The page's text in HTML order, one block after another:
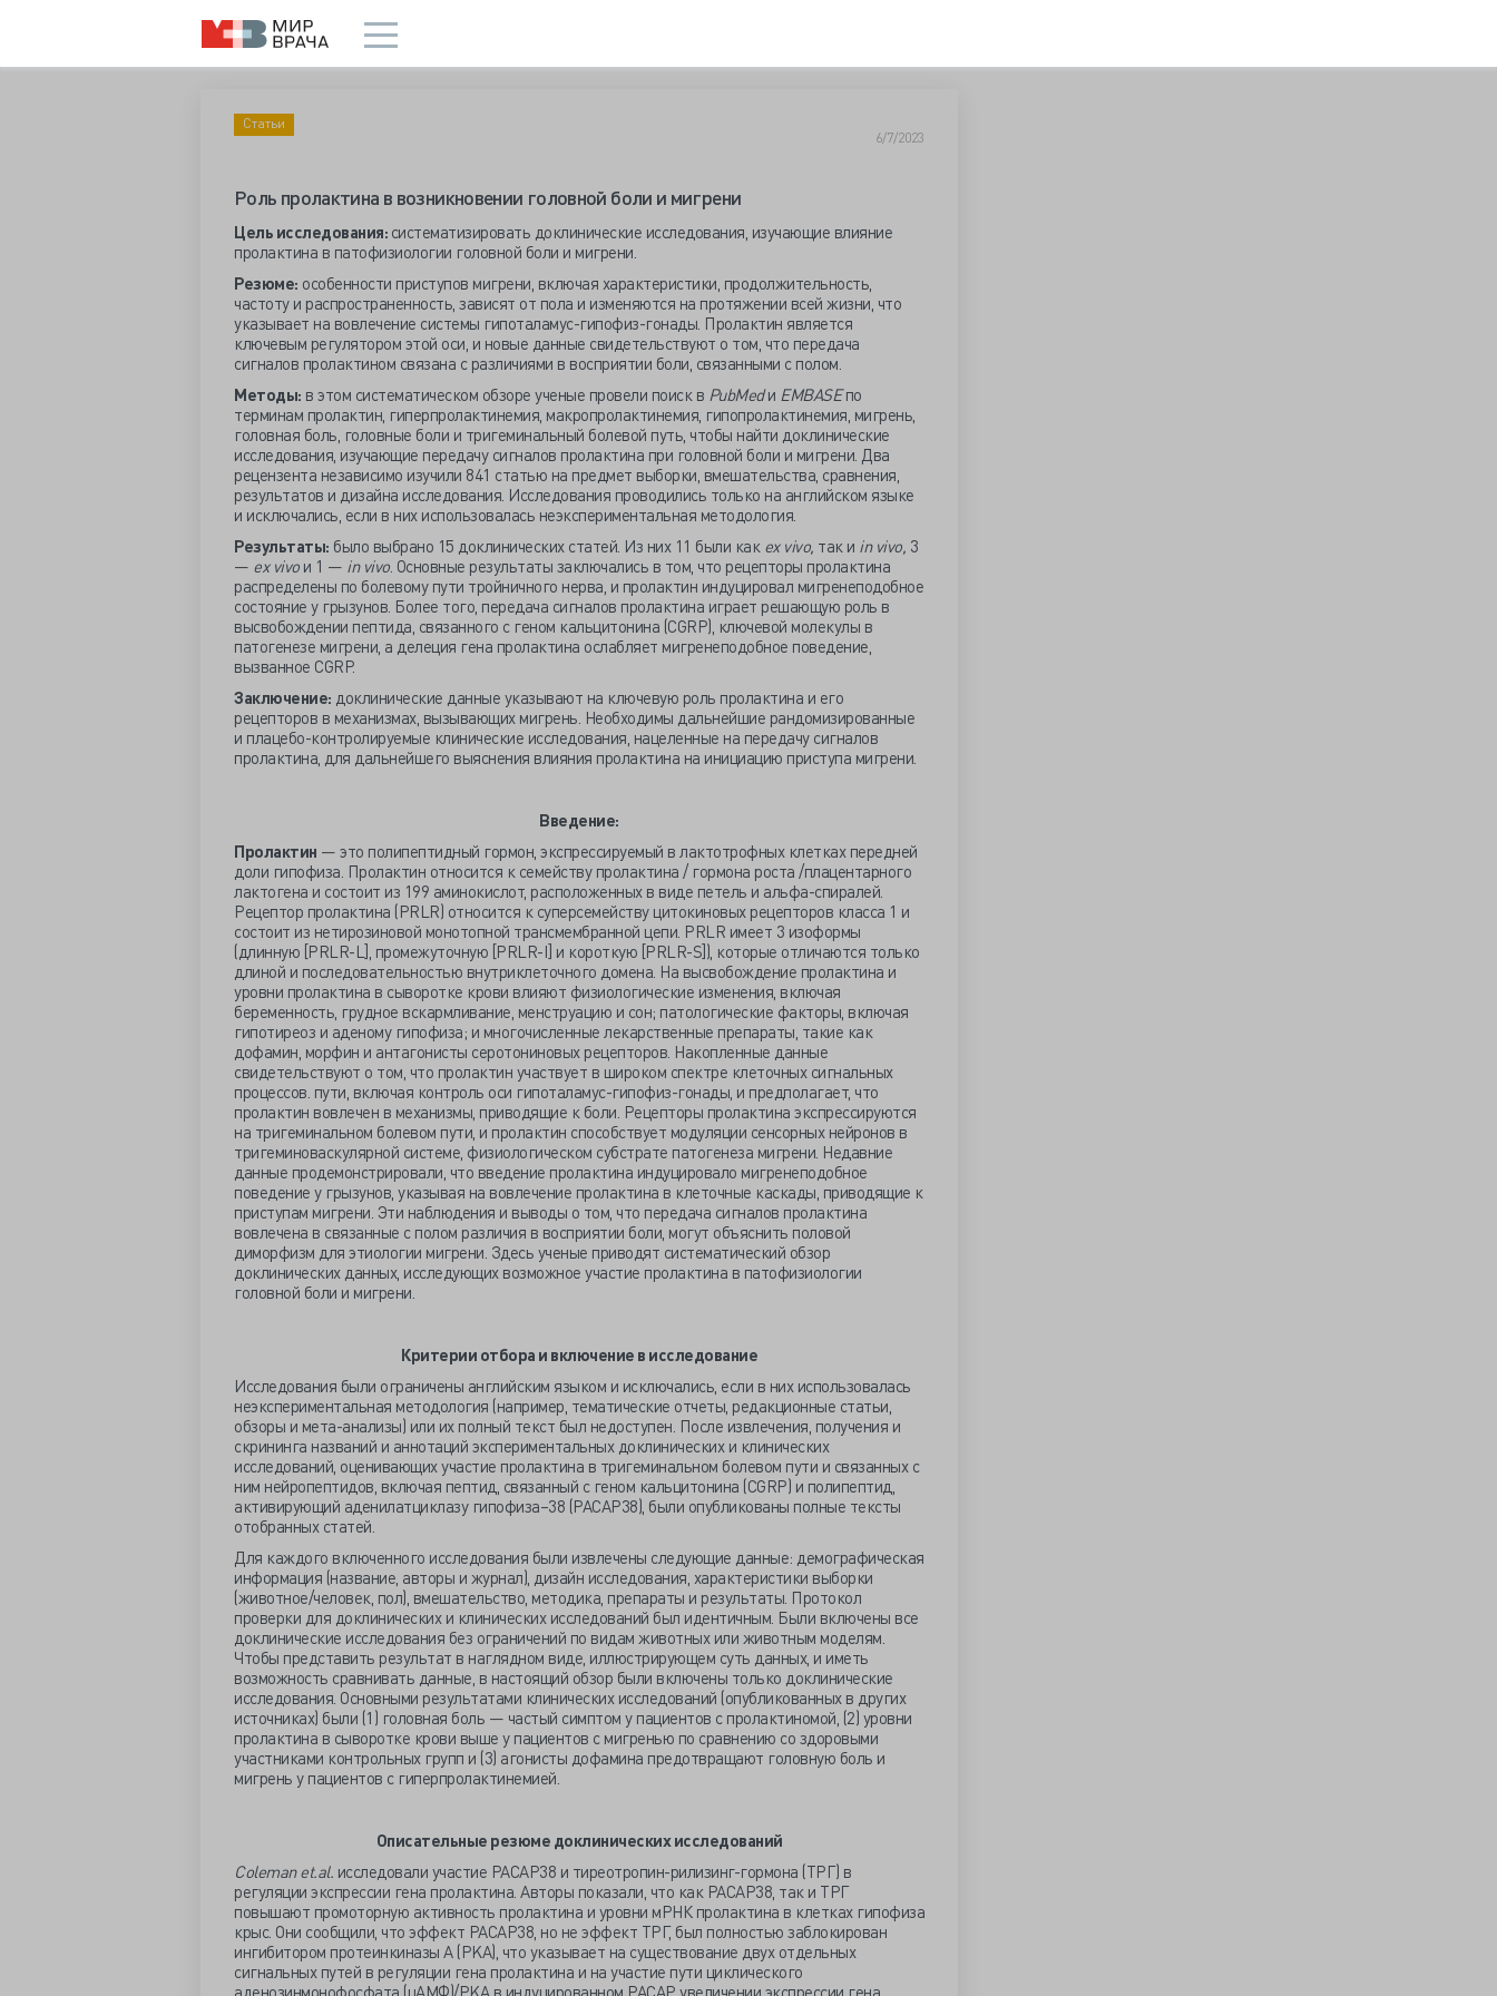
Статьи
6/7/2023
Роль пролактина в возникновении головной боли и мигрени
Цель исследования: систематизировать доклинические исследования, изучающие влияние
пролактина в патофизиологии головной боли и мигрени.
Резюме: особенности приступов мигрени, включая характеристики, продолжительность,
частоту и распространенность, зависят от пола и изменяются на протяжении всей жизни, что
указывает на вовлечение системы гипоталамус-гипофиз-гонады. Пролактин является
ключевым регулятором этой оси, и новые данные свидетельствуют о том, что передача
сигналов пролактином связана с различиями в восприятии боли, связанными с полом.
Методы: в этом систематическом обзоре ученые провели поиск в PubMedи EMBASEпо
терминам пролактин, гиперпролактинемия, макропролактинемия, гипопролактинемия, мигрень,
головная боль, головные боли и тригеминальный болевой путь, чтобы найти доклинические
исследования, изучающие передачу сигналов пролактина при головной боли и мигрени. Два
рецензента независимо изучили 841 статью на предмет выборки, вмешательства, сравнения,
результатов и дизайна исследования. Исследования проводились только на английском языке
и исключались, если в них использовалась неэкспериментальная методология.
Результаты: было выбрано 15 доклинических статей. Из них 11 были как ex vivo, так и in vivo, 3
— ex vivo и 1 — in vivo. Основные результаты заключались в том, что рецепторы пролактина
распределены по болевому пути тройничного нерва, и пролактин индуцировал мигренеподобное
состояние у грызунов. Более того, передача сигналов пролактина играет решающую роль в
высвобождении пептида, связанного с геном кальцитонина (CGRP), ключевой молекулы в
патогенезе мигрени, а делеция гена пролактина ослабляет мигренеподобное поведение,
вызванное CGRP.
Заключение: доклинические данные указывают на ключевую роль пролактина и его
рецепторов в механизмах, вызывающих мигрень. Необходимы дальнейшие рандомизированные
и плацебо-контролируемые клинические исследования, нацеленные на передачу сигналов
пролактина, для дальнейшего выяснения влияния пролактина на инициацию приступа мигрени.
Введение:
Пролактин — это полипептидный гормон, экспрессируемый в лактотрофных клетках передней
доли гипофиза. Пролактин относится к семейству пролактина / гормона роста /плацентарного
лактогена и состоит из 199 аминокислот, расположенных в виде петель и альфа-спиралей.
Рецептор пролактина (PRLR) относится к суперсемейству цитокиновых рецепторов класса 1 и
состоит из нетирозиновой монотопной трансмембранной цепи. PRLR имеет 3 изоформы
(длинную [PRLR-L], промежуточную [PRLR-I] и короткую [PRLR-S]), которые отличаются только
длиной и последовательностью внутриклеточного домена. На высвобождение пролактина и
уровни пролактина в сыворотке крови влияют физиологические изменения, включая
беременность, грудное вскармливание, менструацию и сон; патологические факторы, включая
гипотиреоз и аденому гипофиза; и многочисленные лекарственные препараты, такие как
дофамин, морфин и антагонисты серотониновых рецепторов. Накопленные данные
свидетельствуют о том, что пролактин участвует в широком спектре клеточных сигнальных
процессов. пути, включая контроль оси гипоталамус-гипофиз-гонады, и предполагает, что
пролактин вовлечен в механизмы, приводящие к боли. Рецепторы пролактина экспрессируются
на тригеминальном болевом пути, и пролактин способствует модуляции сенсорных нейронов в
тригеминоваскулярной системе, физиологическом субстрате патогенеза мигрени. Недавние
данные продемонстрировали, что введение пролактина индуцировало мигренеподобное
поведение у грызунов, указывая на вовлечение пролактина в клеточные каскады, приводящие к
приступам мигрени. Эти наблюдения и выводы о том, что передача сигналов пролактина
вовлечена в связанные с полом различия в восприятии боли, могут объяснить половой
диморфизм для этиологии мигрени. Здесь ученые приводят систематический обзор
доклинических данных, исследующих возможное участие пролактина в патофизиологии
головной боли и мигрени.
Критерии отбора и включение в исследование
Исследования были ограничены английским языком и исключались, если в них использовалась
неэкспериментальная методология (например, тематические отчеты, редакционные статьи,
обзоры и мета-анализы) или их полный текст был недоступен. После извлечения, получения и
скрининга названий и аннотаций экспериментальных доклинических и клинических
исследований, оценивающих участие пролактина в тригеминальном болевом пути и связанных с
ним нейропептидов, включая пептид, связанный с геном кальцитонина (CGRP) и полипептид,
активирующий аденилатциклазу гипофиза–38 (PACAP38), были опубликованы полные тексты
отобранных статей.
Для каждого включенного исследования были извлечены следующие данные: демографическая
информация (название, авторы и журнал), дизайн исследования, характеристики выборки
(животное/человек, пол), вмешательство, методика, препараты и результаты. Протокол
проверки для доклинических и клинических исследований был идентичным. Были включены все
доклинические исследования без ограничений по видам животных или животным моделям.
Чтобы представить результат в наглядном виде, иллюстрирующем суть данных, и иметь
возможность сравнивать данные, в настоящий обзор были включены только доклинические
исследования. Основными результатами клинических исследований (опубликованных в других
источниках) были (1) головная боль — частый симптом у пациентов с пролактиномой, (2) уровни
пролактина в сыворотке крови выше у пациентов с мигренью по сравнению со здоровыми
участниками контрольных групп и (3) агонисты дофамина предотвращают головную боль и
мигрень у пациентов с гиперпролактинемией.
Описательные резюме доклинических исследований
Colemanet.al. исследовали участие PACAP38 и тиреотропин-рилизинг-гормона (ТРГ) в
регуляции экспрессии гена пролактина. Авторы показали, что как PACAP38, так и ТРГ
повышают промоторную активность пролактина и уровни мРНК пролактина в клетках гипофиза
крыс. Они сообщили, что эффект PACAP38, но не эффект ТРГ, был полностью заблокирован
ингибитором протеинкиназы A (PKA), что указывает на существование двух отдельных
сигнальных путей в регуляции гена пролактина и на участие пути циклического
аденозинмонофосфата (цАМФ)/PKA в индуцированном PACAP увеличении экспрессии гена